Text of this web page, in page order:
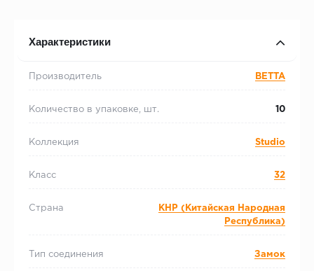
Характеристики
Производитель BETTA
Количество в упаковке, шт. 10
Коллекция Studio
Класс 32
Страна
КНР (Китайская Народная
Республика)
Тип соединения Замок